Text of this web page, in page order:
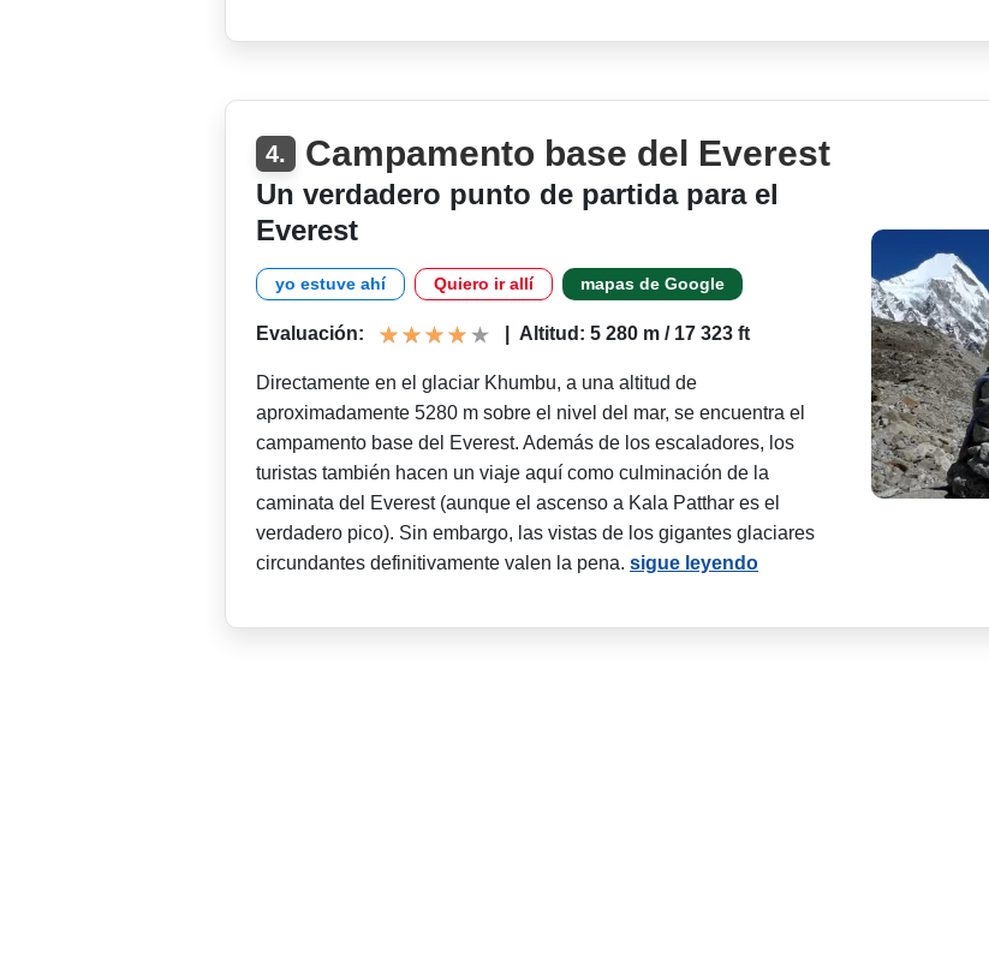
4. Campamento base del Everest
Un verdadero punto de partida para el
Everest
yo estuve ahí Quiero ir allí mapas de Google
Evaluación: Altitud: 5 280 m / 17 323 ft
Directamente en el glaciar Khumbu, a una altitud de
aproximadamente 5280 m sobre el nivel del mar, se encuentra el
campamento base del Everest. Además de los escaladores, los
turistas también hacen un viaje aquí como culminación de la
caminata del Everest (aunque el ascenso a Kala Patthar es el
verdadero pico). Sin embargo, las vistas de los gigantes glaciares
circundantes definitivamente valen la pena. sigue leyendo